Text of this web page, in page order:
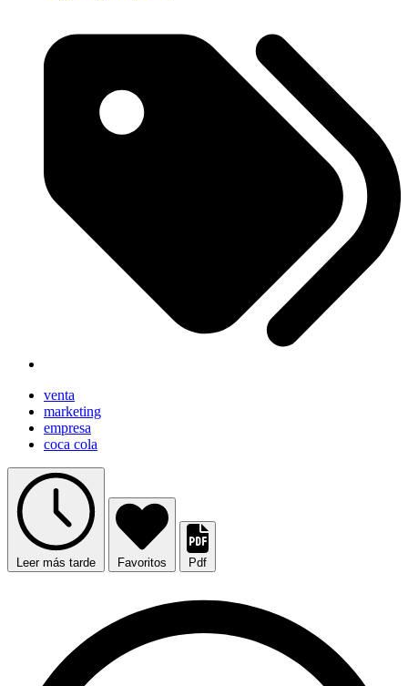
venta
marketing
empresa
coca cola
Leer más tarde Favoritos Pdf